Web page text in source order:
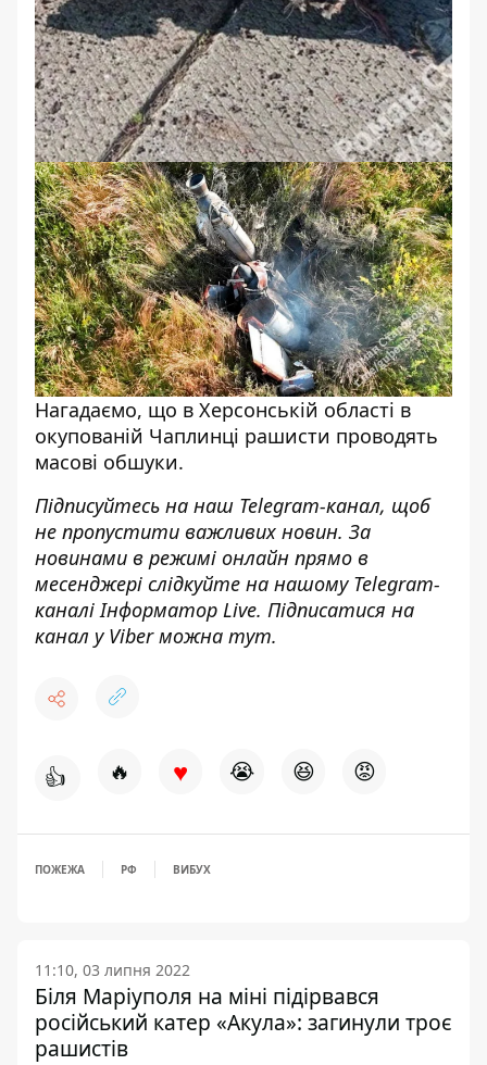
Нагадаємо, що в Херсонській області в
окупованій Чаплинці рашисти проводять
масові обшуки.
Підписуйтесь на наш Telegram-канал, щоб
не пропустити важливих новин. За
новинами в режимі онлайн прямо в
месенджері слідкуйте на нашому Telegram-
каналіІнформатор Live. Підписатися на
канал у Viber можна тут.
👍 🔥 ♥ 😭 😆 😡
ПОЖЕЖА РФ ВИБУХ
11:10, 03 липня 2022
Біля Маріуполя на міні підірвався
російський катер «Акула»: загинули троє
рашистів